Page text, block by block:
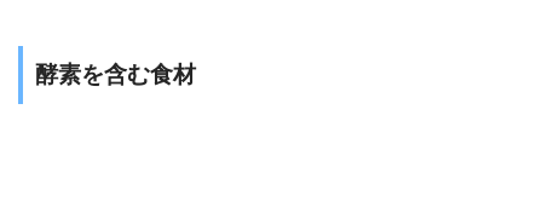
酵素を含む食材